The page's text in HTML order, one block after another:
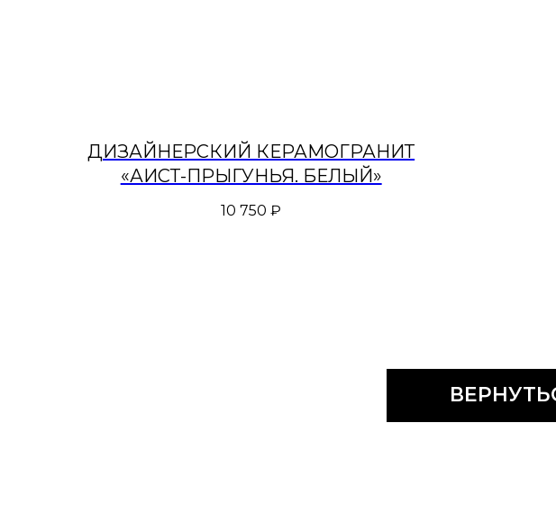
ДИЗАЙНЕРСКИЙ КЕРАМОГРАНИТ
«АИСТ-ПРЫГУНЬЯ. БЕЛЫЙ»
10 750 ₽